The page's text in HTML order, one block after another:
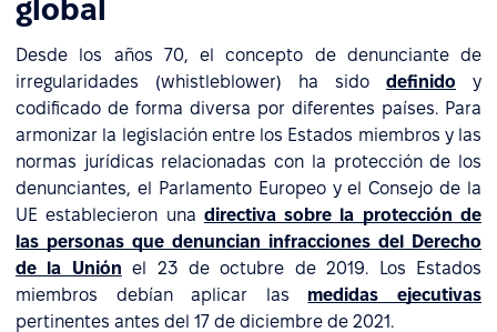
global
Desde los años 70, el concepto de denunciante de
irregularidades (whistleblower) ha sido definido y
codificado de forma diversa por diferentes países. Para
armonizar la legislación entre los Estados miembros y las
normas jurídicas relacionadas con la protección de los
denunciantes, el Parlamento Europeo y el Consejo de la
UE establecieron una directiva sobre la protección de
las personas que denuncian infracciones del Derecho
de la Unión el 23 de octubre de 2019. Los Estados
miembros debían aplicar las medidas ejecutivas
pertinentes antes del 17 de diciembre de 2021.